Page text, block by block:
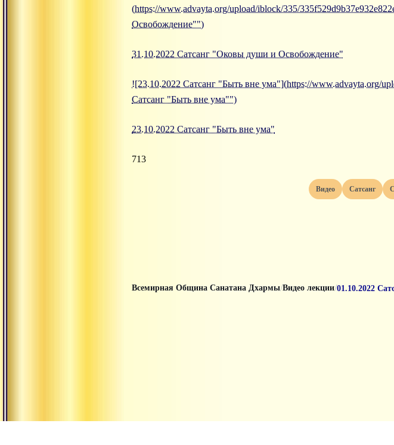
(https://www.advayta.org/upload/iblock/335/
Освобождение"")
31.10.2022 Сатсанг "Оковы души и Освобождение"
![23.10.2022 Сатсанг "Быть вне ума"](https://www.advayta.org/
Сатсанг "Быть вне ума"")
23.10.2022 Сатсанг "Быть вне ума"
713
Видео Сатсанг
Всемирная Община Санатана Дхармы/Видео лекции/01.10.2022